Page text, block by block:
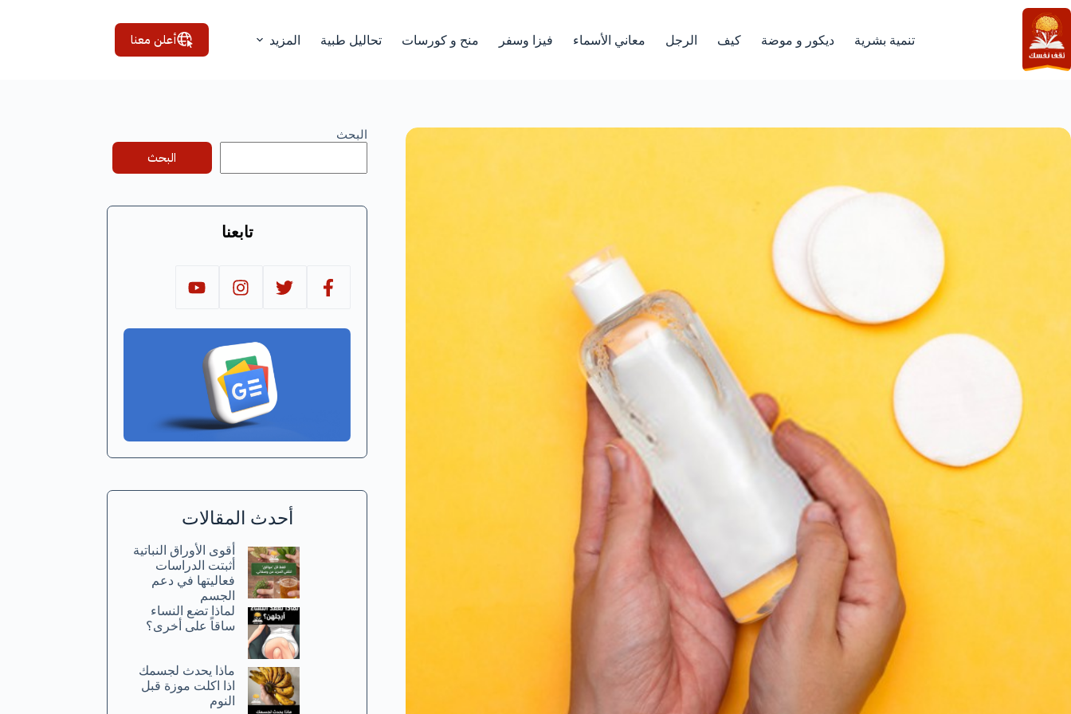
التجاوز
إلى
المحتوى
تنمية بشرية ديكور و موضة كيف الرجل معاني الأسماء فيزا وسفر منح و كورسات تحاليل طبية المزيد أعلن معنا
البحث
البحث
تابعنا
أحدث المقالات
أقوى الأوراق النباتية
أثبتت الدراسات
فعاليتها في دعم
الجسم
لماذا تضع النساء
ساقاً على أخرى؟
ماذا يحدث لجسمك
اذا اكلت موزة قبل
النوم